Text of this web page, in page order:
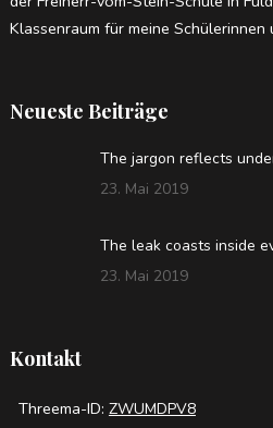
Klassenraum für meine Schülerinnen
Neueste Beiträge
The jargon reflects
23. Mai 2019
The leak coasts inside
23. Mai 2019
Kontakt
Threema-ID: ZWUMDPV8